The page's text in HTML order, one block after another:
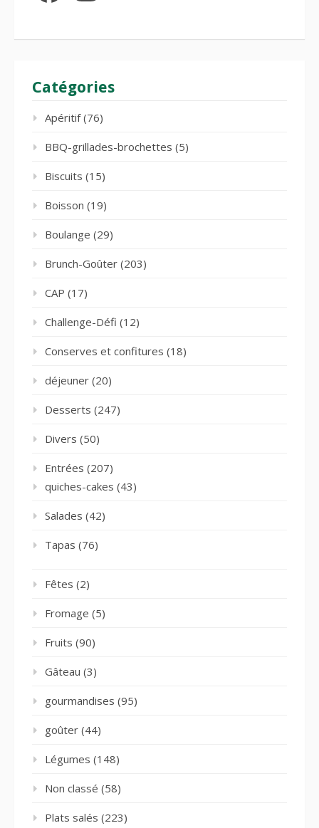
Catégories
Apéritif(76)
BBQ-grillades-brochettes (5)
Biscuits (15)
Boisson (19)
Boulange (29)
Brunch-Goûter (203)
CAP (17)
Challenge-Défi (12)
Conserves et confitures (18)
déjeuner (20)
Desserts (247)
Divers (50)
Entrées (207)
quiches-cakes (43)
Salades (42)
Tapas (76)
Fêtes (2)
Fromage (5)
Fruits (90)
Gâteau (3)
gourmandises (95)
goûter (44)
Légumes (148)
Non classé (58)
Plats salés (223)